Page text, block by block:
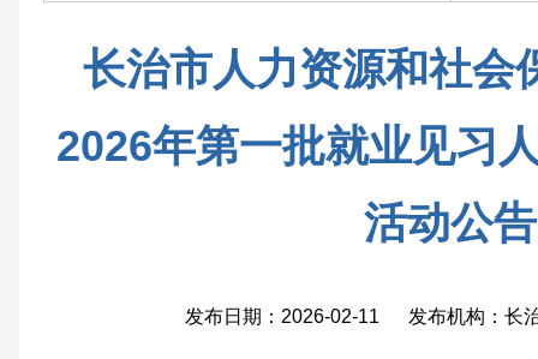
长治市人力资源和社会
2026年第一批就业见习
活动公告
发布日期：2026-02-11 发布机构：长